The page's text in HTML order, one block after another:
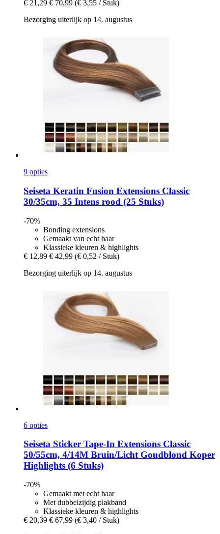
€ 21,29 € 70,99 (€ 3,55 / Stuk)
Bezorging uiterlijk op 14. augustus
9 opties
Seiseta Keratin Fusion Extensions Classic
30/35cm, 35 Intens rood (25 Stuks)
-70%
Bonding extensions
Gemaakt van echt haar
Klassieke kleuren & highlights
€ 12,89 € 42,99 (€ 0,52 / Stuk)
Bezorging uiterlijk op 14. augustus
6 opties
Seiseta Sticker Tape-​In Extensions Classic
50/55cm, 4/14M Bruin/Licht Goudblond Koper
Highlights (6 Stuks)
-70%
Gemaakt met echt haar
Met dubbelzijdig plakband
Klassieke kleuren & highlights
€ 20,39 € 67,99 (€ 3,40 / Stuk)